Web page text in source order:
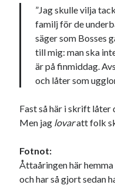
Meta
Logga in
Flöde för inlägg
Flöde för kommentarer
WordPress.org
Pejpalla!
”Jag skulle vilja
familj för de
säger som Bosses
till mig: man ska
är på finmiddag.
och låter som
Fast så här i skrift låter
Men jag lovaratt folk
Fotnot:
Åttaåringen här
och har så gjort sedan